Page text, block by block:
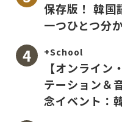
保存版！ 韓国
一つひとつ分
+School
【オンライン
テーション＆
念イベント：